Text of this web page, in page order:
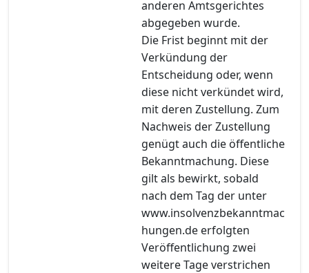
anderen Amtsgerichtes
abgegeben wurde.
Die Frist beginnt mit der
Verkündung der
Entscheidung oder, wenn
diese nicht verkündet wird,
mit deren Zustellung. Zum
Nachweis der Zustellung
genügt auch die öffentliche
Bekanntmachung. Diese
gilt als bewirkt, sobald
nach dem Tag der unter
www.insolvenzbekanntmac
hungen.de erfolgten
Veröffentlichung zwei
weitere Tage verstrichen